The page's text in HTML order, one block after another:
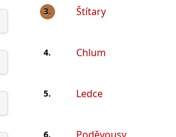
3. Štítary
4. Chlum
5. Ledce
6.